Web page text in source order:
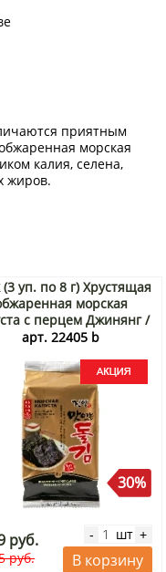
приятным
морская
калия, селена,
жиров.
(3 уп. по 8 г) Хрустящая
морская
с перцем Джинянг /
Корея, 8 г х 3 шт.
арт. 22405 b
30%
руб.
руб.
- шт +
В корзину